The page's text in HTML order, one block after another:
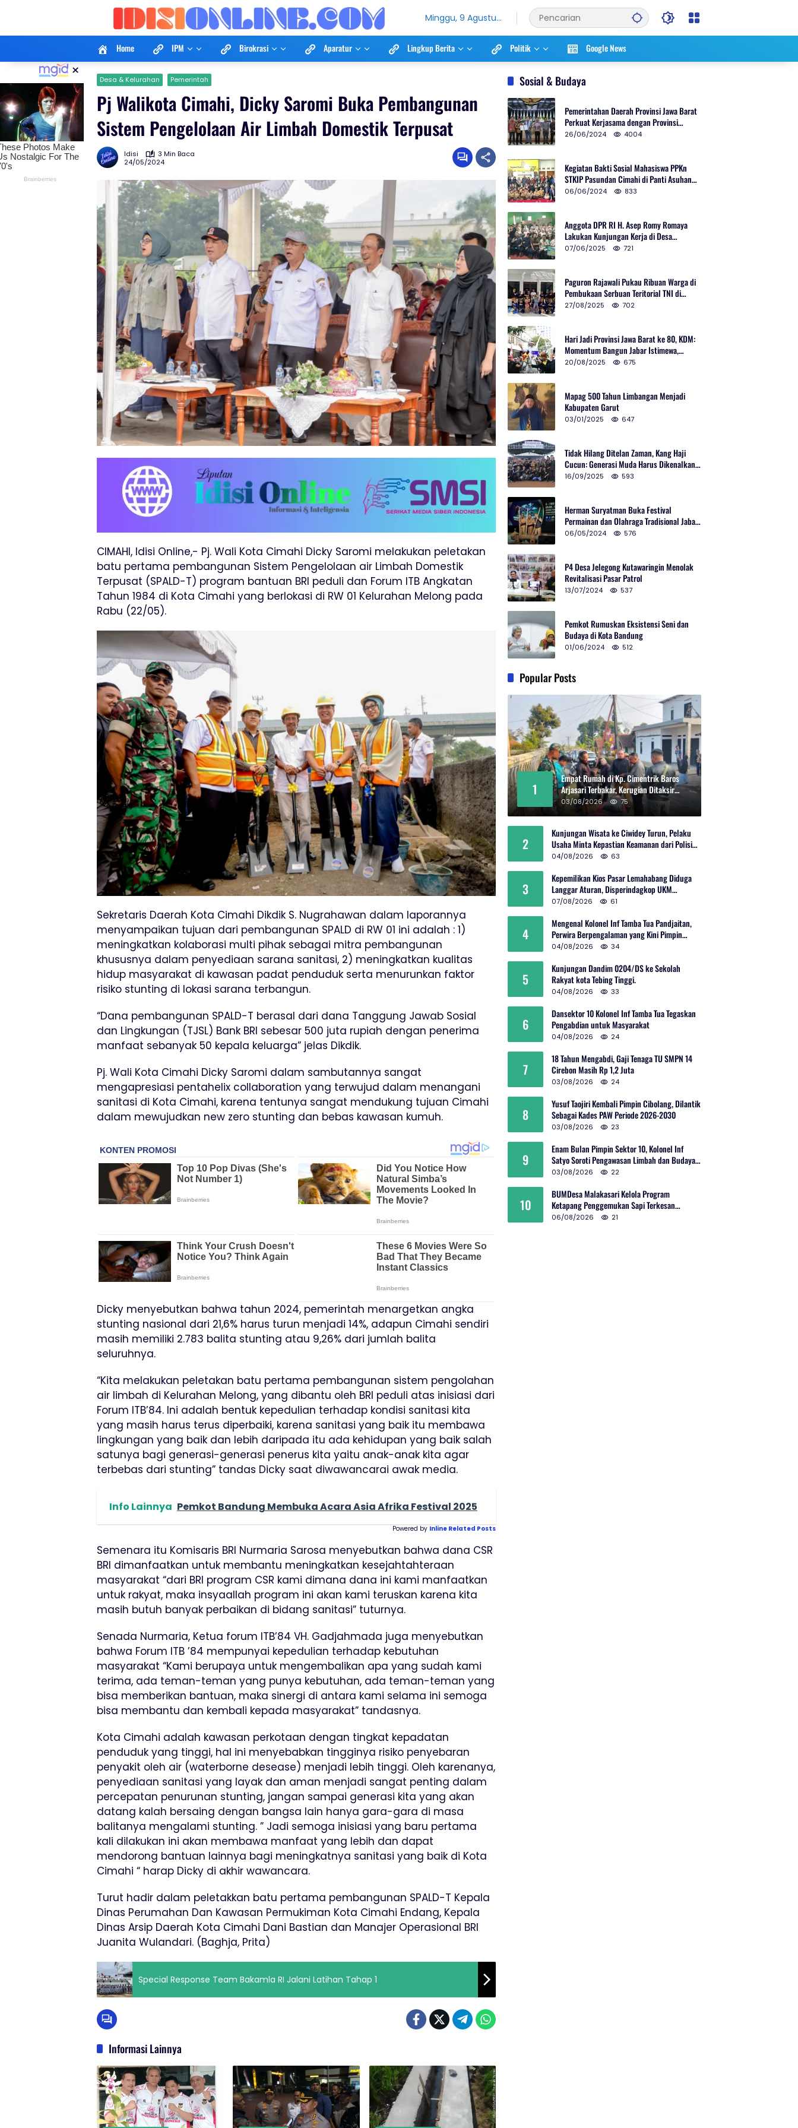
Minggu, 9 Agustus
Home IPM Birokrasi Aparatur Lingkup Berita Politik Google News
× Desa & Kelurahan Pemerintah
Pj Walikota Cimahi, Dicky Saromi Buka Pembangunan
Sistem Pengelolaan Air Limbah Domestik Terpusat
Idisi
3 Min Baca
24/05/2024
CIMAHI, Idisi Online,- Pj. Wali Kota Cimahi Dicky Saromi melakukan peletakan
batu pertama pembangunan Sistem Pengelolaan air Limbah Domestik
Terpusat (SPALD-T) program bantuan BRI peduli dan Forum ITB Angkatan
Tahun 1984 di Kota Cimahi yang berlokasi di RW 01 Kelurahan Melong pada
Rabu (22/05).
Sekretaris Daerah Kota Cimahi Dikdik S. Nugrahawan dalam laporannya
menyampaikan tujuan dari pembangunan SPALD di RW 01 ini adalah : 1)
meningkatkan kolaborasi multi pihak sebagai mitra pembangunan
khususnya dalam penyediaan sarana sanitasi, 2) meningkatkan kualitas
hidup masyarakat di kawasan padat penduduk serta menurunkan faktor
risiko stunting di lokasi sarana terbangun.
“Dana pembangunan SPALD-T berasal dari dana Tanggung Jawab Sosial
dan Lingkungan (TJSL) Bank BRI sebesar 500 juta rupiah dengan penerima
manfaat sebanyak 50 kepala keluarga” jelas Dikdik.
Pj. Wali Kota Cimahi Dicky Saromi dalam sambutannya sangat
mengapresiasi pentahelix collaboration yang terwujud dalam menangani
sanitasi di Kota Cimahi, karena tentunya sangat mendukung tujuan Cimahi
dalam mewujudkan new zero stunting dan bebas kawasan kumuh.
Dicky menyebutkan bahwa tahun 2024, pemerintah menargetkan angka
stunting nasional dari 21,6% harus turun menjadi 14%, adapun Cimahi sendiri
masih memiliki 2.783 balita stunting atau 9,26% dari jumlah balita
seluruhnya.
“Kita melakukan peletakan batu pertama pembangunan sistem pengolahan
air limbah di Kelurahan Melong, yang dibantu oleh BRI peduli atas inisiasi dari
Forum ITB’84. Ini adalah bentuk kepedulian terhadap kondisi sanitasi kita
yang masih harus terus diperbaiki, karena sanitasi yang baik itu membawa
lingkungan yang baik dan lebih daripada itu ada kehidupan yang baik salah
satunya bagi generasi-generasi penerus kita yaitu anak-anak kita agar
terbebas dari stunting” tandas Dicky saat diwawancarai awak media.
Info Lainnya Pemkot Bandung Membuka Acara Asia Afrika Festival 2025
Powered by Inline Related Posts
Semenara itu Komisaris BRI Nurmaria Sarosa menyebutkan bahwa dana CSR
BRI dimanfaatkan untuk membantu meningkatkan kesejahtahteraan
masyarakat “dari BRI program CSR kami dimana dana ini kami manfaatkan
untuk rakyat, maka insyaallah program ini akan kami teruskan karena kita
masih butuh banyak perbaikan di bidang sanitasi” tuturnya.
Senada Nurmaria, Ketua forum ITB’84 VH. Gadjahmada juga menyebutkan
bahwa Forum ITB ’84 mempunyai kepedulian terhadap kebutuhan
masyarakat “Kami berupaya untuk mengembalikan apa yang sudah kami
terima, ada teman-teman yang punya kebutuhan, ada teman-teman yang
bisa memberikan bantuan, maka sinergi di antara kami selama ini semoga
bisa membantu dan kembali kepada masyarakat” tandasnya.
Kota Cimahi adalah kawasan perkotaan dengan tingkat kepadatan
penduduk yang tinggi, hal ini menyebabkan tingginya risiko penyebaran
penyakit oleh air (waterborne desease) menjadi lebih tinggi. Oleh karenanya,
penyediaan sanitasi yang layak dan aman menjadi sangat penting dalam
percepatan penurunan stunting, jangan sampai generasi kita yang akan
datang kalah bersaing dengan bangsa lain hanya gara-gara di masa
balitanya mengalami stunting. ” Jadi semoga inisiasi yang baru pertama
kali dilakukan ini akan membawa manfaat yang lebih dan dapat
mendorong bantuan lainnya bagi meningkatnya sanitasi yang baik di Kota
Cimahi “ harap Dicky di akhir wawancara.
Turut hadir dalam peletakkan batu pertama pembangunan SPALD-T Kepala
Dinas Perumahan Dan Kawasan Permukiman Kota Cimahi Endang, Kepala
Dinas Arsip Daerah Kota Cimahi Dani Bastian dan Manajer Operasional BRI
Juanita Wulandari. (Baghja, Prita)
Special Response Team Bakamla RI Jalani Latihan Tahap 1
Informasi Lainnya
Sosial & Budaya
Pemerintahan Daerah Provinsi Jawa Barat
Perkuat Kerjasama dengan Provinsi
Chungcheongnam Do Korea Selatan
26/06/2024 4004
Kegiatan Bakti Sosial Mahasiswa PPKn
STKIP Pasundan Cimahi di Panti Asuhan
Ulul Azmi Kota Cimahi
06/06/2024 833
Anggota DPR RI H. Asep Romy Romaya
Lakukan Kunjungan Kerja di Desa
Patrolsari
07/06/2025 721
Paguron Rajawali Pukau Ribuan Warga di
Pembukaan Serbuan Teritorial TNI di
Cibatu
27/08/2025 702
Hari Jadi Provinsi Jawa Barat ke 80, KDM:
Momentum Bangun Jabar Istimewa,
Lembur di Urus Kota Ditata
20/08/2025 675
Mapag 500 Tahun Limbangan Menjadi
Kabupaten Garut
03/01/2025 647
Tidak Hilang Ditelan Zaman, Kang Haji
Cucun: Generasi Muda Harus Dikenalkan
Pencak Silat
16/09/2025 593
Herman Suryatman Buka Festival
Permainan dan Olahraga Tradisional Jabar
2024 di Gedung Teater Tertutup
06/05/2024 576
P4 Desa Jelegong Kutawaringin Menolak
Revitalisasi Pasar Patrol
13/07/2024 537
Pemkot Rumuskan Eksistensi Seni dan
Budaya di Kota Bandung
01/06/2024 512
Popular Posts
1
Empat Rumah di Kp. Cimentrik Baros
Arjasari Terbakar, Kerugian Ditaksir
Rp600 Juta
03/08/2026 75
2
Kunjungan Wisata ke Ciwidey Turun, Pelaku
Usaha Minta Kepastian Keamanan dari Polisi
dan Pemprov Jabar
04/08/2026 63
3
Kepemilikan Kios Pasar Lemahabang Diduga
Langgar Aturan, Disperindagkop UKM
Terkesan Lepas Tangan?
07/08/2026 61
4
Mengenal Kolonel Inf Tamba Tua Pandjaitan,
Perwira Berpengalaman yang Kini Pimpin
Sektor 10 Citarum Harum
04/08/2026 34
5
Kunjungan Dandim 0204/DS ke Sekolah
Rakyat kota Tebing Tinggi.
04/08/2026 33
6
Dansektor 10 Kolonel Inf Tamba Tua Tegaskan
Pengabdian untuk Masyarakat
04/08/2026 24
7
18 Tahun Mengabdi, Gaji Tenaga TU SMPN 14
Cirebon Masih Rp 1,2 Juta
03/08/2026 24
8
Yusuf Taojiri Kembali Pimpin Cibolang, Dilantik
Sebagai Kades PAW Periode 2026-2030
03/08/2026 23
9
Enam Bulan Pimpin Sektor 10, Kolonel Inf
Satyo Soroti Pengawasan Limbah dan Budaya
Kelola Sampah
03/08/2026 22
10
BUMDesa Malakasari Kelola Program
Ketapang Penggemukan Sapi Terkesan
Simpang Siur
06/08/2026 21